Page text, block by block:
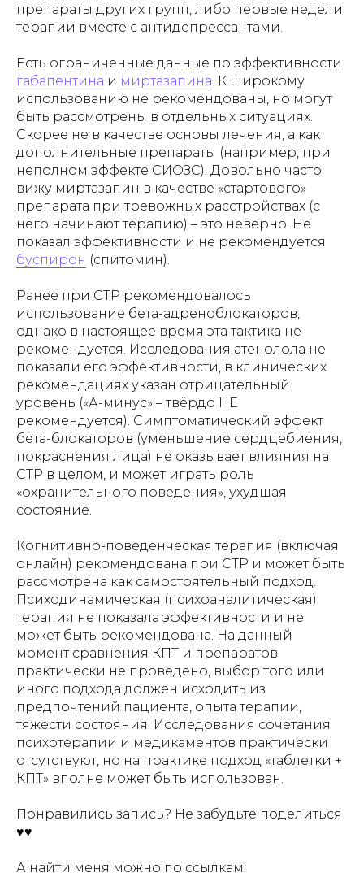
препараты других групп, либо первые недели
терапии вместе с антидепрессантами.
Есть ограниченные данные по эффективности
габапентина и миртазапина. К широкому
использованию не рекомендованы, но могут
быть рассмотрены в отдельных ситуациях.
Скорее не в качестве основы лечения, а как
дополнительные препараты (например, при
неполном эффекте СИОЗС). Довольно часто
вижу миртазапин в качестве «стартового»
препарата при тревожных расстройствах (с
него начинают терапию) – это неверно. Не
показал эффективности и не рекомендуется
буспирон (спитомин).
Ранее при СТР рекомендовалось
использование бета-адреноблокаторов,
однако в настоящее время эта тактика не
рекомендуется. Исследования атенолола не
показали его эффективности, в клинических
рекомендациях указан отрицательный
уровень («А-минус» – твёрдо НЕ
рекомендуется). Симптоматический эффект
бета-блокаторов (уменьшение сердцебиения,
покраснения лица) не оказывает влияния на
СТР в целом, и может играть роль
«охранительного поведения», ухудшая
состояние.
Когнитивно-поведенческая терапия (включая
онлайн) рекомендована при СТР и может быть
рассмотрена как самостоятельный подход.
Психодинамическая (психоаналитическая)
терапия не показала эффективности и не
может быть рекомендована. На данный
момент сравнения КПТ и препаратов
практически не проведено, выбор того или
иного подхода должен исходить из
предпочтений пациента, опыта терапии,
тяжести состояния. Исследования сочетания
психотерапии и медикаментов практически
отсутствуют, но на практике подход «таблетки +
КПТ» вполне может быть использован.
Понравились запись? Не забудьте поделиться
♥♥
А найти меня можно по ссылкам: